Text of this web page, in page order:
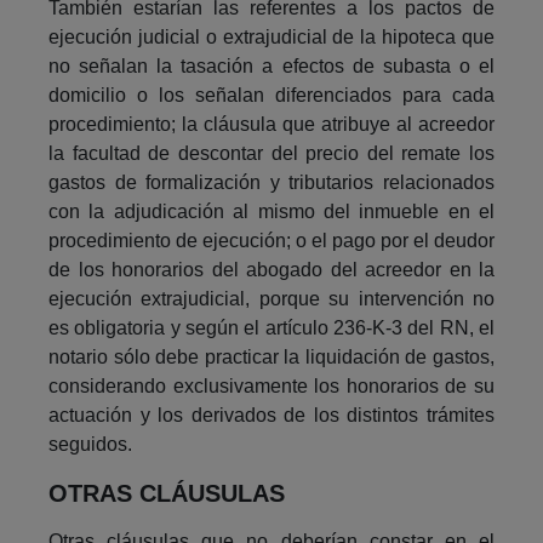
También estarían las referentes a los pactos de
ejecución judicial o extrajudicial de la hipoteca que
no señalan la tasación a efectos de subasta o el
domicilio o los señalan diferenciados para cada
procedimiento; la cláusula que atribuye al acreedor
la facultad de descontar del precio del remate los
gastos de formalización y tributarios relacionados
con la adjudicación al mismo del inmueble en el
procedimiento de ejecución; o el pago por el deudor
de los honorarios del abogado del acreedor en la
ejecución extrajudicial, porque su intervención no
es obligatoria y según el artículo 236-K-3 del RN, el
notario sólo debe practicar la liquidación de gastos,
considerando exclusivamente los honorarios de su
actuación y los derivados de los distintos trámites
seguidos.
OTRAS CLÁUSULAS